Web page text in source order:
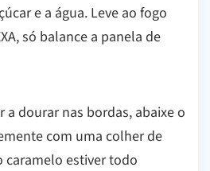
e a água. Leve ao fogo
só balance a panela de
a dourar nas bordas, abaixe o
com uma colher de
caramelo estiver todo